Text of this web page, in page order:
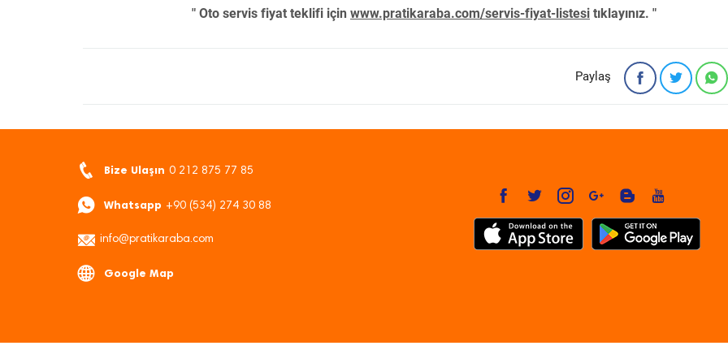
" Oto servis fiyat teklifi için www.pratikaraba.com/servis-fiyat-listesi tıklayınız. "
Paylaş
Bize Ulaşın 0 212 875 77 85
Whatsapp +90 (534) 274 30 88
info@pratikaraba.com
Google Map